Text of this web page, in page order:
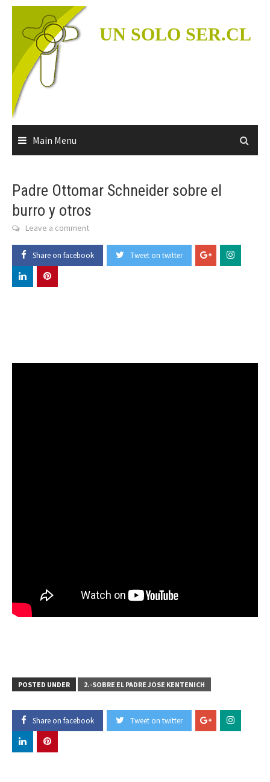
Skip
content
UN SOLO SER.CL
Main Menu
Padre Ottomar Schneider sobre el
burro y otros
Leave a comment
Share on facebook Tweet on twitter
POSTED UNDER 2.-SOBRE EL PADRE JOSE KENTENICH
Share on facebook Tweet on twitter